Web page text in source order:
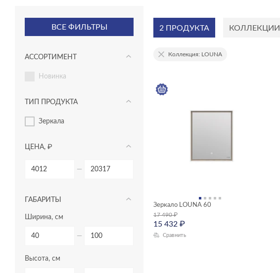
ВСЕ ФИЛЬТРЫ
АССОРТИМЕНТ
новинка
ТИП ПРОДУКТА
зеркала
ЦЕНА, ₽
—
ГАБАРИТЫ
Ширина, см
—
Высота, см
2 ПРОДУКТА КОЛЛЕКЦИИ
Коллекция: LOUNA
Зеркало LOUNA 60
17 490₽
15 432 ₽
Сравнить